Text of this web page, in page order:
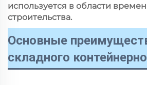
используется в области
строительства.
Основные
складного